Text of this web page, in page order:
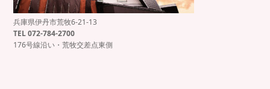
もっと見る
兵庫県伊丹市荒牧6-21-13
TEL 072-784-2700
176号線沿い・荒牧交差点東側